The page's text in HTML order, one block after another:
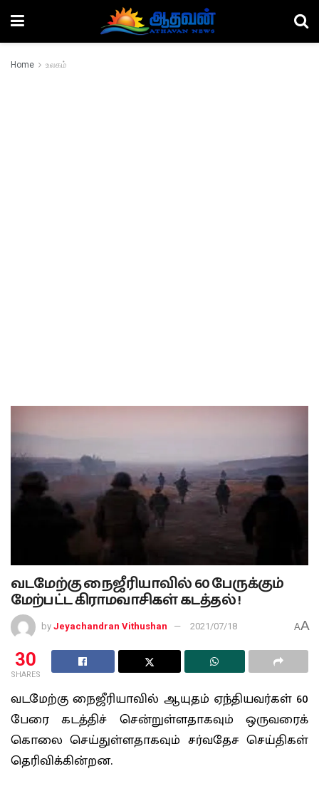
Home உலகம்
வடமேற்கு நைஜீரியாவில் 60 பேருக்கும்
மேற்பட்ட கிராமவாசிகள் கடத்தல் !
by Jeyachandran Vithushan 2021/07/18 AA
30
SHARES
வடமேற்கு நைஜீரியாவில் ஆயுதம் ஏந்தியவர்கள் 60
பேரை கடத்திச் சென்றுள்ளதாகவும் ஒருவரைக்
கொலை செய்துள்ளதாகவும் சர்வதேச செய்திகள்
தெரிவிக்கின்றன.